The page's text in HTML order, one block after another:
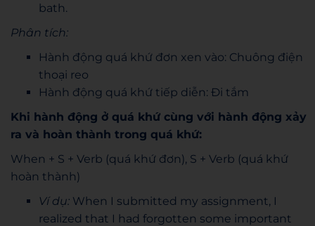
bath.
Phân tích:
Hành động quá khứ đơn xen vào: Chuông điện
thoại reo
Hành động quá khứ tiếp diễn: Đi tắm
Khi hành động ở quá khứ cùng với hành động xảy
ra và hoàn thành trong quá khứ:
When + S + Verb (quá khứ đơn), S + Verb (quá khứ
hoàn thành)
Ví dụ: When I submitted my assignment, I
realized that I had forgotten some important